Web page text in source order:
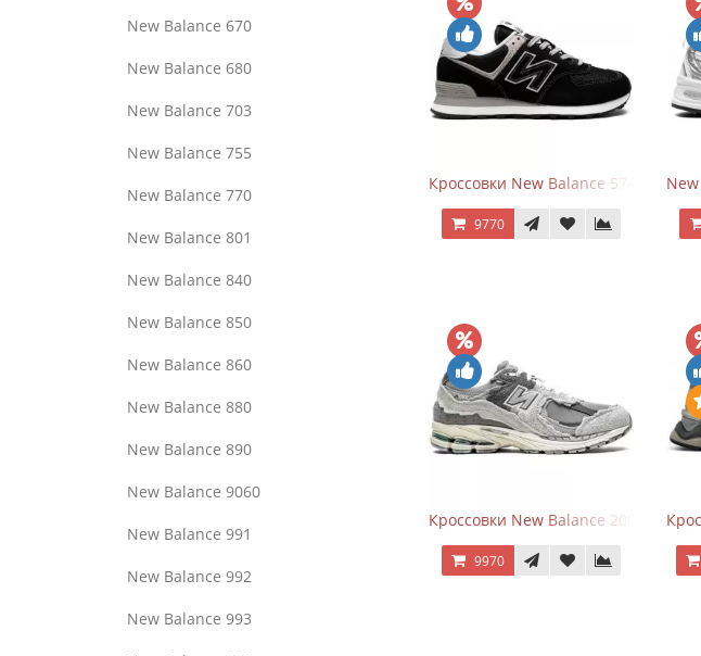
New Balance 670
New Balance 680
New Balance 703
New Balance 755
New Balance 770
New Balance 801
New Balance 840
New Balance 850
New Balance 860
New Balance 880
New Balance 890
New Balance 9060
New Balance 991
New Balance 992
New Balance 993
Кроссовки New Balance 574
9770
Кроссовки New Balance 2002R
9970